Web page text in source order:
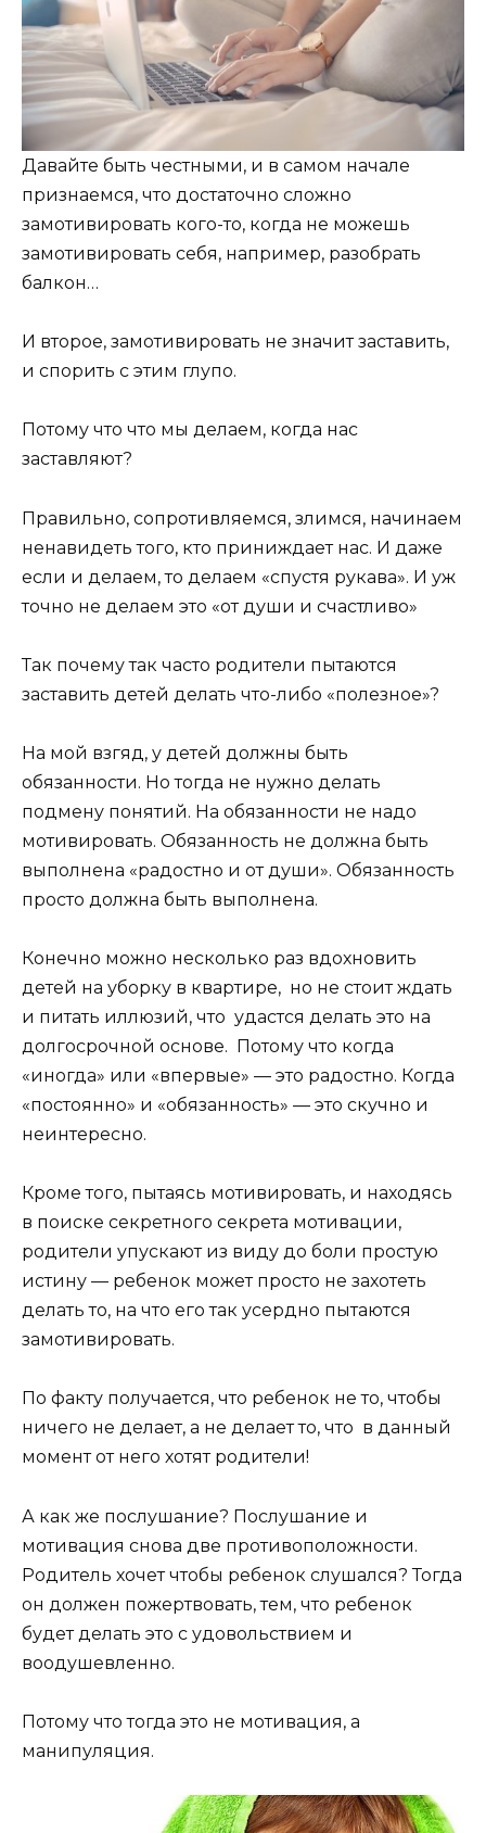
Давайте быть честными, и в самом начале
признаемся, что достаточно сложно
замотивировать кого-то, когда не можешь
замотивировать себя, например, разобрать
балкон…
И второе, замотивировать не значит заставить,
и спорить с этим глупо.
Потому что что мы делаем, когда нас
заставляют?
Правильно, сопротивляемся, злимся, начинаем
ненавидеть того, кто приниждает нас. И даже
если и делаем, то делаем «спустя рукава». И уж
точно не делаем это «от души и счастливо»
Так почему так часто родители пытаются
заставить детей делать что-либо «полезное»?
На мой взгяд, у детей должны быть
обязанности. Но тогда не нужно делать
подмену понятий. На обязанности не надо
мотивировать. Обязанность не должна быть
выполнена «радостно и от души». Обязанность
просто должна быть выполнена.
Конечно можно несколько раз вдохновить
детей на уборку в квартире, но не стоит ждать
и питать иллюзий, что удастся делать это на
долгосрочной основе. Потому что когда
«иногда» или «впервые» — это радостно. Когда
«постоянно» и «обязанность» — это скучно и
неинтересно.
Кроме того, пытаясь мотивировать, и находясь
в поиске секретного секрета мотивации,
родители упускают из виду до боли простую
истину — ребенок может просто не захотеть
делать то, на что его так усердно пытаются
замотивировать.
По факту получается, что ребенок не то, чтобы
ничего не делает, а не делает то, что в данный
момент от него хотят родители!
А как же послушание? Послушание и
мотивация снова две противоположности.
Родитель хочет чтобы ребенок слушался? Тогда
он должен пожертвовать, тем, что ребенок
будет делать это с удовольствием и
воодушевленно.
Потому что тогда это не мотивация, а
манипуляция.